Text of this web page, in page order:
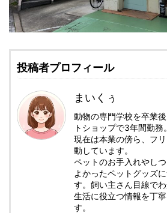
投稿者プロフィール
まいくぅ
動物の専門学校を卒業
トショップで3年間勤務。
現在は本業の傍ら、フ
動しています。
ペットのお手入れやし
よかったペットグッズ
す。飼い主さん目線で
生活に役立つ情報を丁
す。